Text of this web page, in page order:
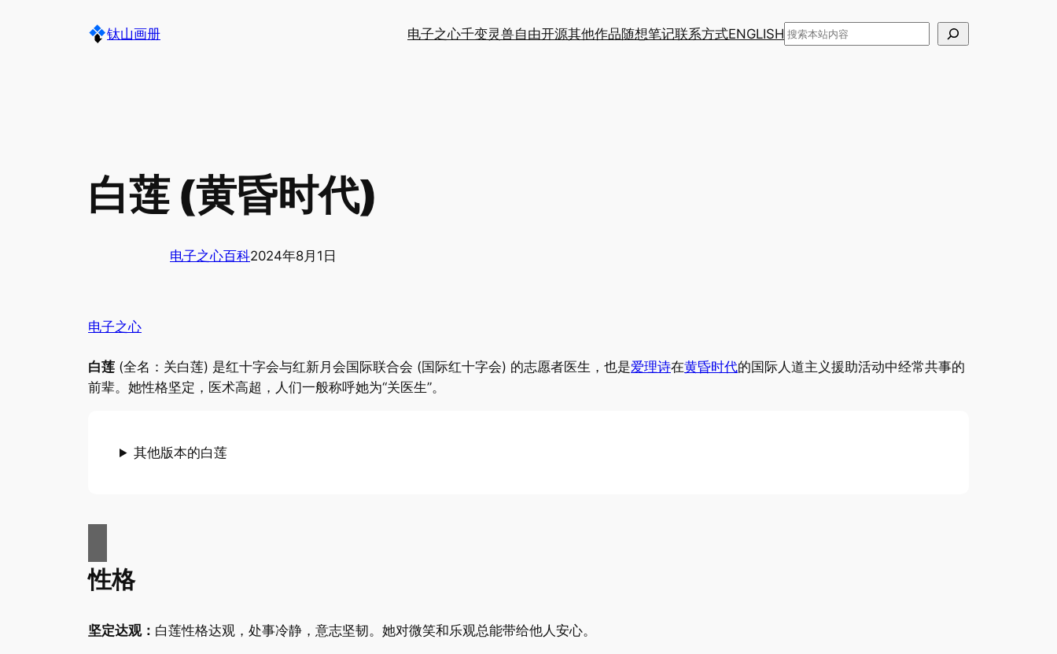
钛山画册 电子之心千变灵兽自由开源其他作品随想笔记联系方式ENGLISH 搜
白莲 (黄昏时代)
电子之心百科2024年8月1日
电子之心
白莲 (全名：关白莲) 是红十字会与红新月会国际联合会 (国际红十字会) 的志愿者医生，也是爱理诗在黄昏时代的国际人道主义援助活动中经常共事的
前辈。她性格坚定，医术高超，人们一般称呼她为“关医生”。
其他版本的白莲
性格
坚定达观： 白莲性格达观，处事冷静，意志坚韧。她对微笑和乐观总能带给他人安心。